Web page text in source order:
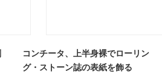
コンチータ、上半身裸でローリン
グ・ストーン誌の表紙を飾る